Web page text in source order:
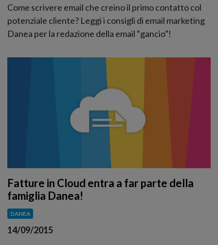
Come scrivere email che creino il primo contatto col
potenziale cliente? Leggi i consigli di email marketing
Danea per la redazione della email “gancio”!
Fatture in Cloud entra a far parte della
famiglia Danea!
DANEA
14/09/2015